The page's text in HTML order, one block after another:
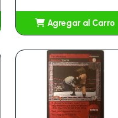
Agregar al Carro